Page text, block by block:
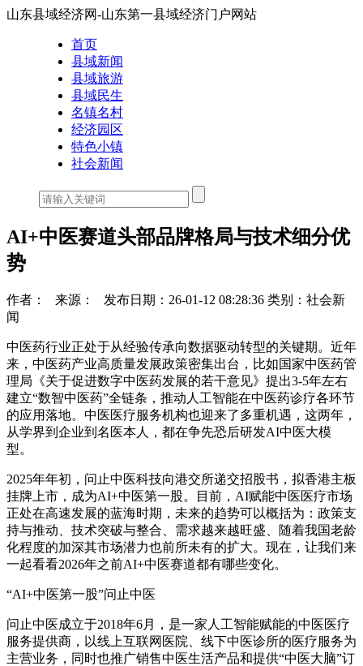
山东县域经济网-山东第一县域经济门户网站
首页
县域新闻
县域旅游
县域民生
名镇名村
经济园区
特色小镇
社会新闻
AI+中医赛道头部品牌格局与技术细分优
势
作者： 来源： 发布日期：26-01-12 08:28:36 类别：社会新
闻
中医药行业正处于从经验传承向数据驱动转型的关键期。近年
来，中医药产业高质量发展政策密集出台，比如国家中医药管
理局《关于促进数字中医药发展的若干意见》提出3-5年左右
建立“数智中医药”全链条，推动人工智能在中医药诊疗各环节
的应用落地。中医医疗服务机构也迎来了多重机遇，这两年，
从学界到企业到名医本人，都在争先恐后研发AI中医大模
型。
2025年年初，问止中医科技向港交所递交招股书，拟香港主板
挂牌上市，成为AI+中医第一股。目前，AI赋能中医医疗市场
正处在高速发展的蓝海时期，未来的趋势可以概括为：政策支
持与推动、技术突破与整合、需求越来越旺盛、随着我国老龄
化程度的加深其市场潜力也前所未有的扩大。现在，让我们来
一起看看2026年之前AI+中医赛道都有哪些变化。
“AI+中医第一股”问止中医
问止中医成立于2018年6月，是一家人工智能赋能的中医医疗
服务提供商，以线上互联网医院、线下中医诊所的医疗服务为
主营业务，同时也推广销售中医生活产品和提供“中医大脑”订